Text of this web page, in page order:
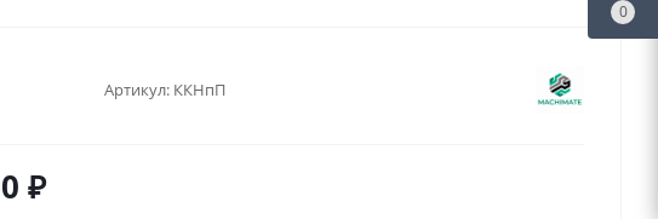
Артикул: ККНпП
₽
0